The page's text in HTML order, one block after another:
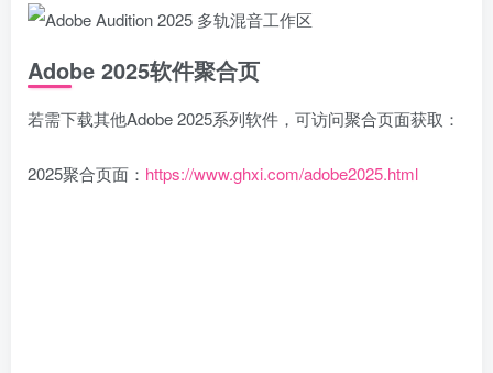
Adobe 2025软件聚合页
若需下载其他Adobe 2025系列软件，可访问聚合页面获取：
2025聚合页面： https://www.ghxi.com/adobe2025.html